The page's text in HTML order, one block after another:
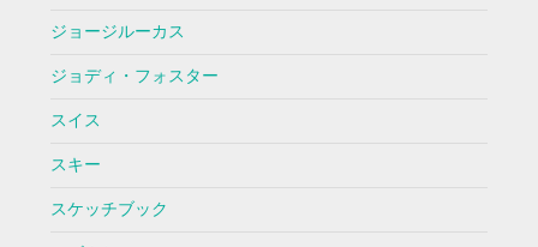
ジョージルーカス
ジョディ・フォスター
スイス
スキー
スケッチブック